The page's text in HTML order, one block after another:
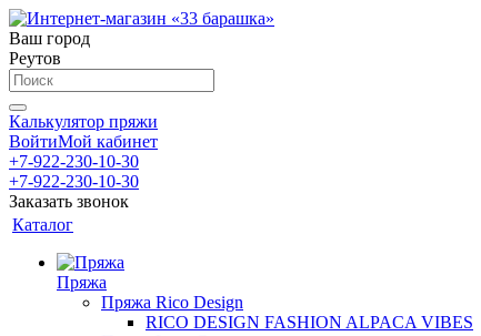
Ваш город
Реутов
Калькулятор пряжи
ВойтиМой кабинет
+7-922-230-10-30
+7-922-230-10-30
Заказать звонок
Каталог
Пряжа
Пряжа Rico Design
RICO DESIGN FASHION ALPACA VIBES